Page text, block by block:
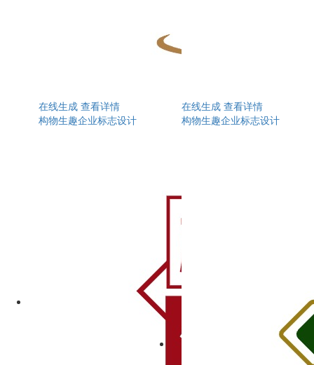
在线生成 查看详情
构物生趣企业标志设计
在线生成 查看详情
构物生趣企业标志设计